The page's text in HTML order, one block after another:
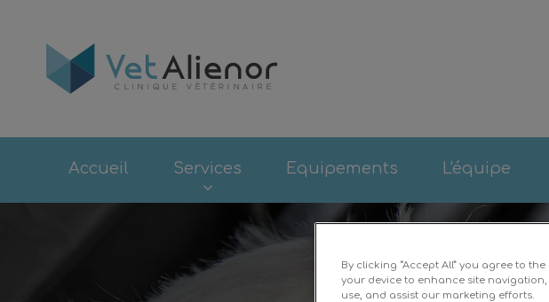
Accueil Services Equipements L'équipe
By clicking “Accept All” you agree to
your device to enhance site
use, and assist our marketing efforts.